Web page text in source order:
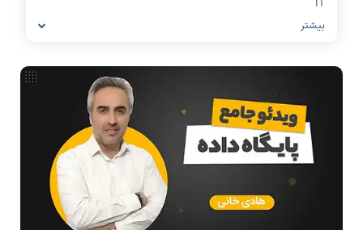
IT
شبکه های کامپیوتری
ریاضیات گسسته
مدار منطقی
ساختمان داده
طراحی الگوریتم
هوش مصنوعی
بیشتر